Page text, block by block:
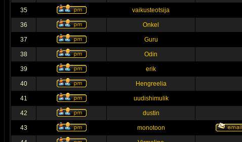
35 vaikusteotsija
36 Onkel
37 Guru
38 Odin
39 erik
40 Hengreelia
41 uudishimulik
42 dustin
43 monotoon